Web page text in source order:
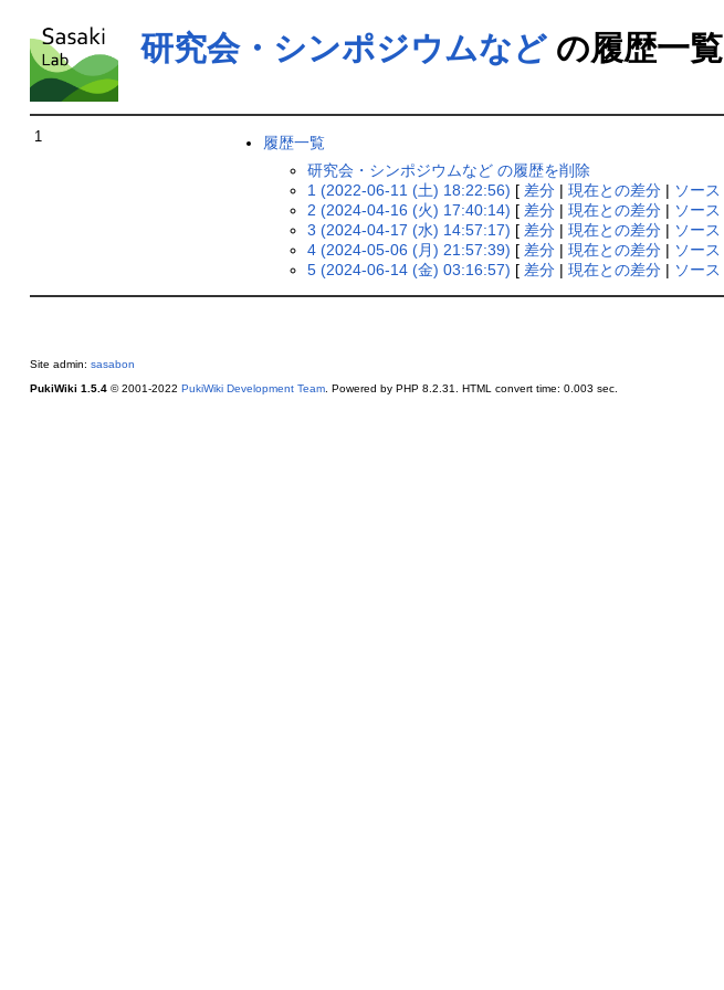
研究会・シンポジウムなどの履歴一覧
履歴一覧
研究会・シンポジウムなど の履歴を削除
1 (2022-06-11 (土) 18:22:56) [ 差分| 現在との差分| ソース
2 (2024-04-16 (火) 17:40:14) [ 差分| 現在との差分| ソース
3 (2024-04-17 (水) 14:57:17) [ 差分| 現在との差分| ソース
4 (2024-05-06 (月) 21:57:39) [ 差分| 現在との差分| ソース
5 (2024-06-14 (金) 03:16:57) [ 差分| 現在との差分| ソース
1
Site admin: sasabon
PukiWiki 1.5.4© 2001-2022 PukiWiki Development Team. Powered by PHP 8.2.31. HTML convert time: 0.003 sec.